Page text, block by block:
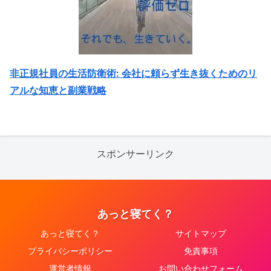
非正規社員の生活防衛術: 会社に頼らず生き抜くためのリ
アルな知恵と副業戦略
スポンサーリンク
あっと寝てく？
あっと寝てく？
サイトマップ
プライバシーポリシー
免責事項
運営者情報
お問い合わせフォーム